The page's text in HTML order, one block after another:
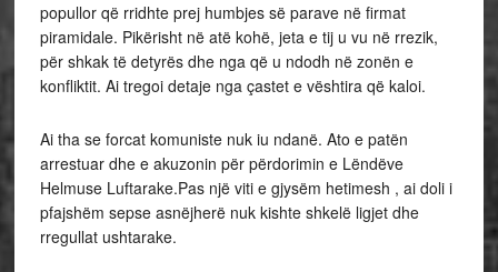
popullor që rridhte prej humbjes së parave në firmat
piramidale. Pikërisht në atë kohë, jeta e tij u vu në rrezik,
për shkak të detyrës dhe nga që u ndodh në zonën e
konfliktit. Ai tregoi detaje nga çastet e vështira që kaloi.
Ai tha se forcat komuniste nuk iu ndanë. Ato e patën
arrestuar dhe e akuzonin për përdorimin e Lëndëve
Helmuse Luftarake.Pas një viti e gjysëm hetimesh , ai doli i
pfajshëm sepse asnëjherë nuk kishte shkelë ligjet dhe
rregullat ushtarake.